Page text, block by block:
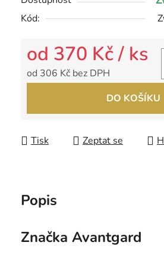
Kód:
od 370 Kč/ ks
od 306 Kč bez DPH
DO KOŠÍKU
Tisk Zeptat se
Popis
Značka Avantgard